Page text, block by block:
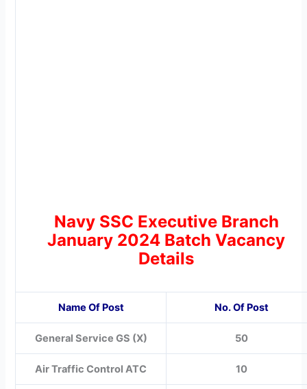
Navy SSC Executive Branch
January 2024 Batch Vacancy
Details
Name Of Post No. Of Post
General Service GS (X) 50
Air Traffic Control ATC 10